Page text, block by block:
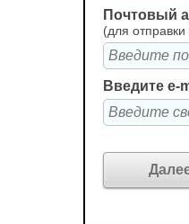
Почтовый
(для
Введите e-